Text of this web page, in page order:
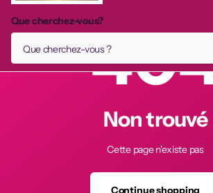
Que cherchez-vous?
Non trouvé
Cette page n'existe pas
Continue shopping